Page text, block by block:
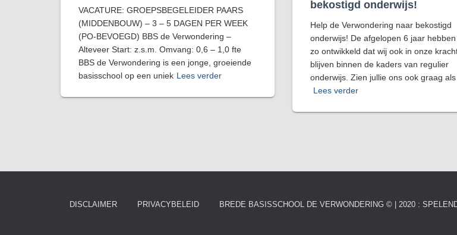
VACATURE: GROEPSBEGELEIDER PAARS
(MIDDENBOUW) – 3 – 5 DAGEN PER WEEK
(PO-BEVOEGD) BBS de Verwondering –
Alteveer Start: z.s.m. Omvang: 0,6 – 1,0 fte
BBS de Verwondering is een jonge, groeiende
basisschool op een uniek Lees verder
bekostigd onderwijs!
Help de Verwondering naar bekostigd
onderwijs! De afgelopen 6 jaar
zo ontwikkeld dat wij ook in onze
blijven binnen de kaders van regulier
onderwijs. Zien jullie ons ook graag als
Lees verder
DISCLAIMER PRIVACYBELEID BREDE BASISSCHOOL DE VERWONDERING © | 2020 :